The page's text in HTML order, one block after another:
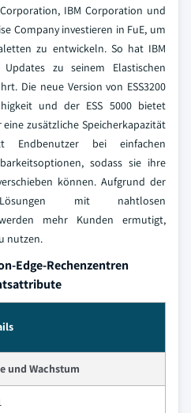
IBM Corporation und
Company investieren in FuE, um
zu entwickeln. So hat IBM
zu seinem Elastischen
Die neue Version von ESS3200
und der ESS 5000 bietet
zusätzliche Speicherkapazität
Endbenutzer bei einfachen
sodass sie ihre
können. Aufgrund der
mit nahtlosen
mehr Kunden ermutigt,
nutzen.
Edge-Rechenzentren
und Wachstum